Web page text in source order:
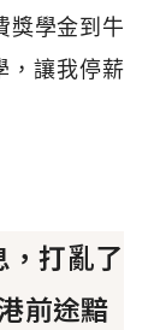
獎學金到牛
，讓我停薪
打亂了
前途黯